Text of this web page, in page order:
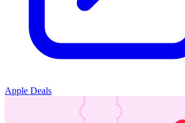
Apple Deals